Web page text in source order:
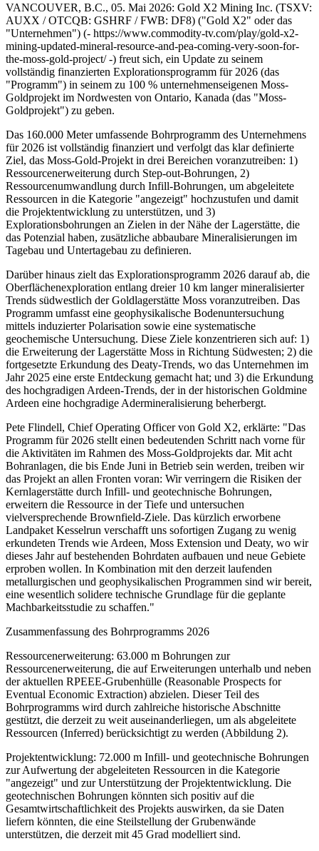
VANCOUVER, B.C., 05. Mai 2026: Gold X2 Mining Inc. (TSXV:
AUXX / OTCQB: GSHRF / FWB: DF8) ("Gold X2" oder das
"Unternehmen") (- https://www.commodity-tv.com/play/gold-x2-
mining-updated-mineral-resource-and-pea-coming-very-soon-for-
the-moss-gold-project/ -) freut sich, ein Update zu seinem
vollständig finanzierten Explorationsprogramm für 2026 (das
"Programm") in seinem zu 100 % unternehmenseigenen Moss-
Goldprojekt im Nordwesten von Ontario, Kanada (das "Moss-
Goldprojekt") zu geben.
Das 160.000 Meter umfassende Bohrprogramm des Unternehmens
für 2026 ist vollständig finanziert und verfolgt das klar definierte
Ziel, das Moss-Gold-Projekt in drei Bereichen voranzutreiben: 1)
Ressourcenerweiterung durch Step-out-Bohrungen, 2)
Ressourcenumwandlung durch Infill-Bohrungen, um abgeleitete
Ressourcen in die Kategorie "angezeigt" hochzustufen und damit
die Projektentwicklung zu unterstützen, und 3)
Explorationsbohrungen an Zielen in der Nähe der Lagerstätte, die
das Potenzial haben, zusätzliche abbaubare Mineralisierungen im
Tagebau und Untertagebau zu definieren.
Darüber hinaus zielt das Explorationsprogramm 2026 darauf ab, die
Oberflächenexploration entlang dreier 10 km langer mineralisierter
Trends südwestlich der Goldlagerstätte Moss voranzutreiben. Das
Programm umfasst eine geophysikalische Bodenuntersuchung
mittels induzierter Polarisation sowie eine systematische
geochemische Untersuchung. Diese Ziele konzentrieren sich auf: 1)
die Erweiterung der Lagerstätte Moss in Richtung Südwesten; 2) die
fortgesetzte Erkundung des Deaty-Trends, wo das Unternehmen im
Jahr 2025 eine erste Entdeckung gemacht hat; und 3) die Erkundung
des hochgradigen Ardeen-Trends, der in der historischen Goldmine
Ardeen eine hochgradige Adermineralisierung beherbergt.
Pete Flindell, Chief Operating Officer von Gold X2, erklärte: "Das
Programm für 2026 stellt einen bedeutenden Schritt nach vorne für
die Aktivitäten im Rahmen des Moss-Goldprojekts dar. Mit acht
Bohranlagen, die bis Ende Juni in Betrieb sein werden, treiben wir
das Projekt an allen Fronten voran: Wir verringern die Risiken der
Kernlagerstätte durch Infill- und geotechnische Bohrungen,
erweitern die Ressource in der Tiefe und untersuchen
vielversprechende Brownfield-Ziele. Das kürzlich erworbene
Landpaket Kesselrun verschafft uns sofortigen Zugang zu wenig
erkundeten Trends wie Ardeen, Moss Extension und Deaty, wo wir
dieses Jahr auf bestehenden Bohrdaten aufbauen und neue Gebiete
erproben wollen. In Kombination mit den derzeit laufenden
metallurgischen und geophysikalischen Programmen sind wir bereit,
eine wesentlich solidere technische Grundlage für die geplante
Machbarkeitsstudie zu schaffen."
Zusammenfassung des Bohrprogramms 2026
Ressourcenerweiterung: 63.000 m Bohrungen zur
Ressourcenerweiterung, die auf Erweiterungen unterhalb und neben
der aktuellen RPEEE-Grubenhülle (Reasonable Prospects for
Eventual Economic Extraction) abzielen. Dieser Teil des
Bohrprogramms wird durch zahlreiche historische Abschnitte
gestützt, die derzeit zu weit auseinanderliegen, um als abgeleitete
Ressourcen (Inferred) berücksichtigt zu werden (Abbildung 2).
Projektentwicklung: 72.000 m Infill- und geotechnische Bohrungen
zur Aufwertung der abgeleiteten Ressourcen in die Kategorie
"angezeigt" und zur Unterstützung der Projektentwicklung. Die
geotechnischen Bohrungen könnten sich positiv auf die
Gesamtwirtschaftlichkeit des Projekts auswirken, da sie Daten
liefern könnten, die eine Steilstellung der Grubenwände
unterstützen, die derzeit mit 45 Grad modelliert sind.